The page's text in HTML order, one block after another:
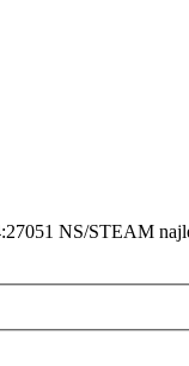
NS/STEAM